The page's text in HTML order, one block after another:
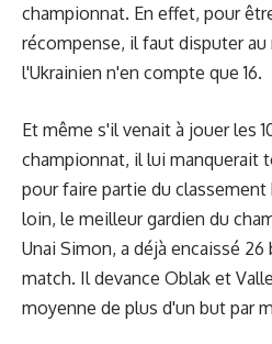
championnat. En effet, pour
récompense, il faut disputer
l'Ukrainien n'en compte que 16.
Et même s'il venait à jouer les
championnat, il lui manquerait
pour faire partie du
loin, le meilleur gardien du
Unai Simon, a déjà encaissé
match. Il devance Oblak et
moyenne de plus d'un but par